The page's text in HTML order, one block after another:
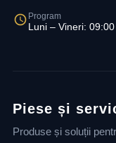
Program
Luni – Vineri:
Piese și
Produse și soluții